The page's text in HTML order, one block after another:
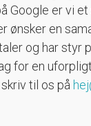
Google er vi
ønsker en
og har styr
for en
til os på